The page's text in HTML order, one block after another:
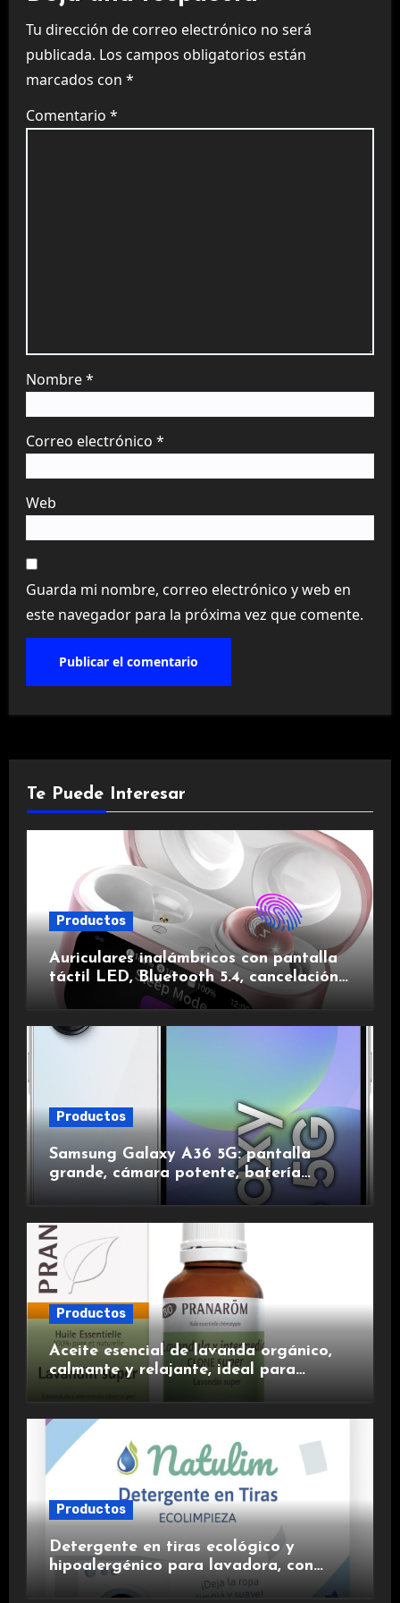
Tu dirección de correo electrónico no será
publicada. Los campos obligatorios están
marcados con *
Comentario *
Nombre*
Correo electrónico *
Web
Guarda mi nombre, correo electrónico y web en
este navegador para la próxima vez que comente.
Te Puede Interesar
Productos
Auriculares inalámbricos con pantalla
táctil LED, Bluetooth 5.4, cancelación
de ruido, impermeables y de larga
Productos
Samsung Galaxy A36 5G: pantalla
grande, cámara potente, batería
duradera y carga rápida para una
Productos
Aceite esencial de lavanda orgánico,
calmante y relajante, ideal para
Productos
Detergente en tiras ecológico y
hipoalergénico para lavadora, con
suavizante incluido y fragancia de